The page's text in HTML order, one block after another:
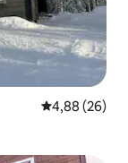
4,88 (26)